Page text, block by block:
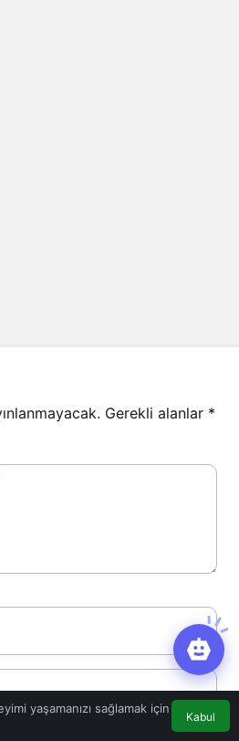
Gerekli alanlar *
kullanılmak üzere adımı, e-
yaşamanızı sağlamak için
Kabul